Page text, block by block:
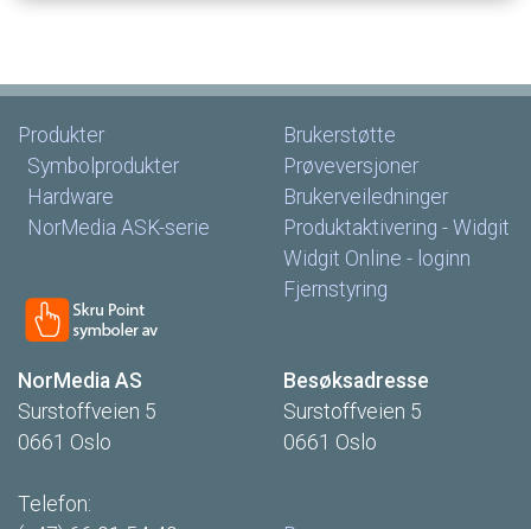
Produkter
Symbolprodukter
Hardware
NorMedia ASK-serie
Brukerstøtte
Prøveversjoner
Brukerveiledninger
Produktaktivering - Widgit
Widgit Online - loginn
Fjernstyring
NorMedia AS
Surstoffveien 5
0661 Oslo
Telefon:
Besøksadresse
Surstoffveien 5
0661 Oslo